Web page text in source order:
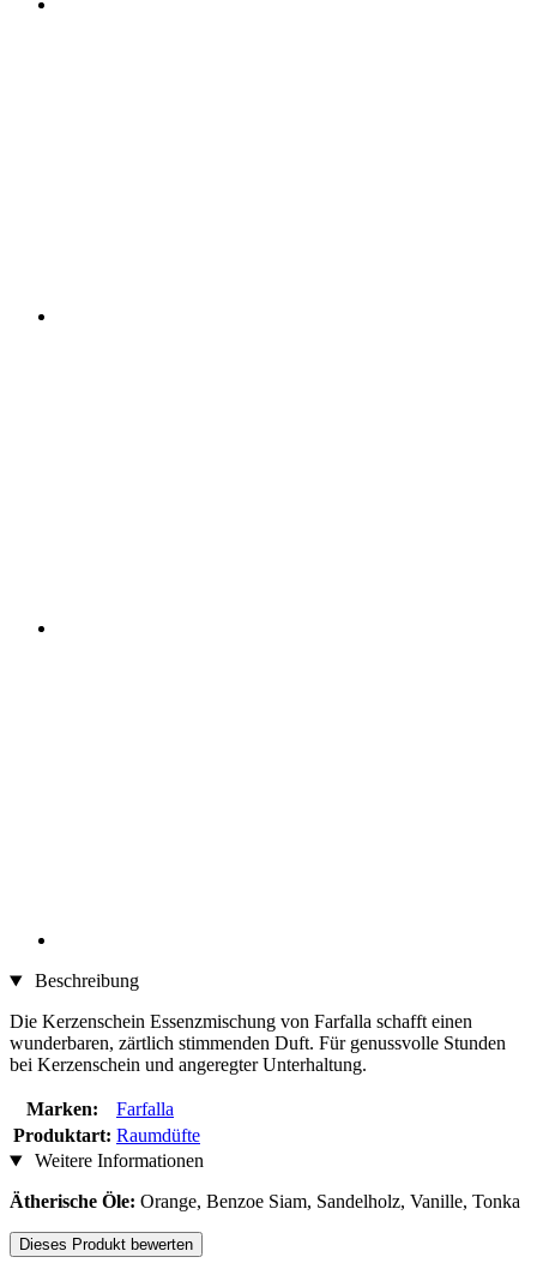
Beschreibung
Die Kerzenschein Essenzmischung von Farfalla schafft einen
wunderbaren, zärtlich stimmenden Duft. Für genussvolle Stunden
bei Kerzenschein und angeregter Unterhaltung.
Marken:
Farfalla
Produktart: Raumdüfte
Weitere Informationen
Ätherische Öle: Orange, Benzoe Siam, Sandelholz, Vanille, Tonka
Dieses Produkt bewerten